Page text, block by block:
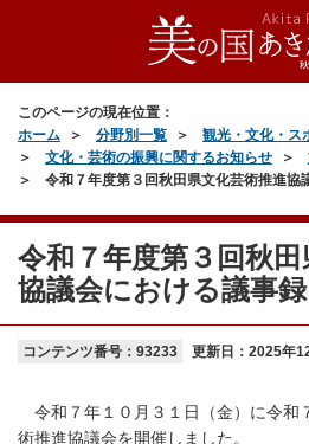
このページの現在位置：
ホーム
分野別一覧 観光・文化・ス
文化・芸術の振興に関するお知らせ
令和７年度第３回秋田県文化芸術推進協
令和７年度第３回秋
協議会における議事
コンテンツ番号：93233 更新日： 2025年
令和７年１０月３１日（金）に令和
術推進協議会を開催しました。